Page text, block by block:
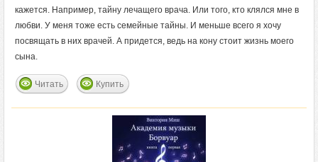
кажется. Например, тайну лечащего врача. Или того, кто клялся мне в
любви. У меня тоже есть семейные тайны. И меньше всего я хочу
посвящать в них врачей. А придется, ведь на кону стоит жизнь моего
сына.
Читать Купить